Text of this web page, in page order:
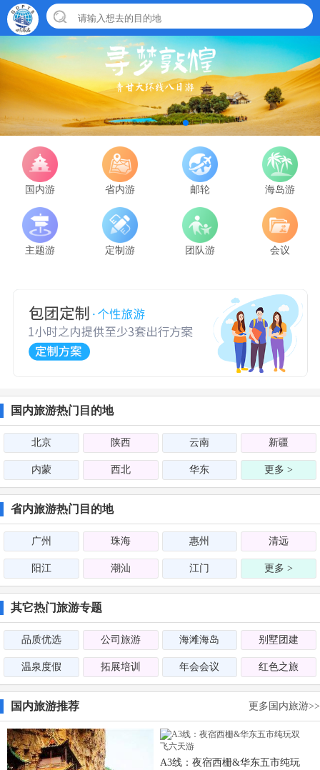
国内游 省内游 邮轮 海岛游
主题游 定制游 团队游 会议
国内旅游热门目的地
北京 陕西 云南 新疆
内蒙 西北 华东 更多 >
省内旅游热门目的地
广州 珠海 惠州 清远
阳江 潮汕 江门 更多 >
其它热门旅游专题
品质优选 公司旅游 海滩海岛 别墅团建
温泉度假 拓展培训 年会会议 红色之旅
国内旅游推荐 更多国内旅游>>
A3线：夜宿西栅&华东五市纯玩